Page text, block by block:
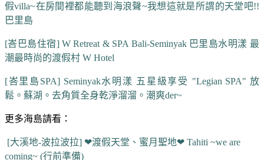
假villa~在房間裡都能聽到海浪聲~我想這就是所謂的天堂吧!!
巴里島
[峇巴島住宿] W Retreat & SPA Bali-Seminyak 巴里島水明漾 最
潮最時尚的渡假村 W Hotel
[峇里島SPA] Seminyak水明漾 五星級享受 "Legian SPA" 放
鬆。蘇湖。去角質全身乾淨溜溜。潮爽der~
更多海島請看：
[大溪地-波拉波拉] ❤渡假天堂、蜜月聖地❤ Tahiti ~we are
coming~ (行前準備)